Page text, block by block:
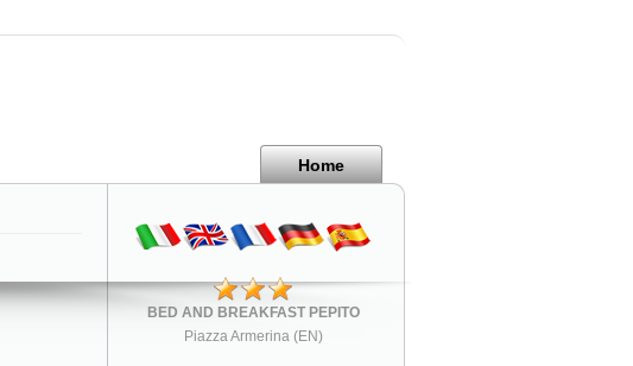
Home
BED AND BREAKFAST PEPITO
Piazza Armerina (EN)